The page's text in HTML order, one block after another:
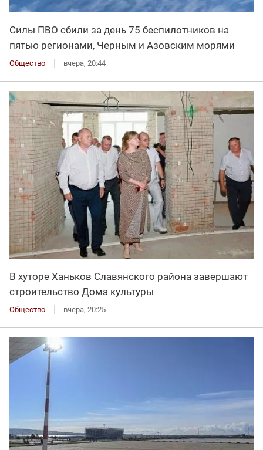
Силы ПВО сбили за день 75 беспилотников на
пятью регионами, Черным и Азовским морями
Общество вчера, 20:44
В хуторе Ханьков Славянского района завершают
строительство Дома культуры
Общество вчера, 20:25